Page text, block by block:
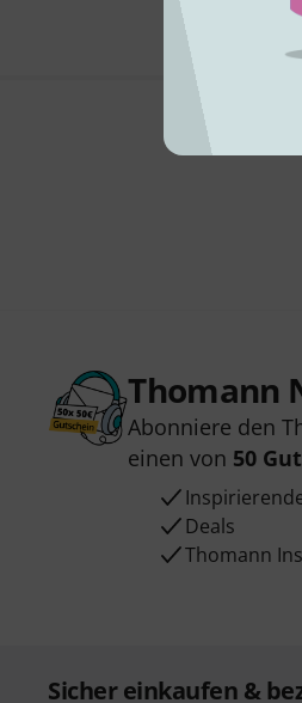
Thomann
Abonniere den
einen von 50
Deals
Thomann
Sicher einkaufen &